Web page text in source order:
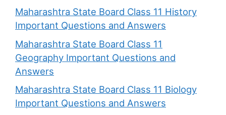
Maharashtra State Board Class 11 History
Important Questions and Answers
Maharashtra State Board Class 11
Geography Important Questions and
Answers
Maharashtra State Board Class 11 Biology
Important Questions and Answers